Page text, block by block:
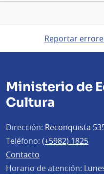
Reportar
Ministerio de
Cultura
Dirección: Reconquista
Teléfono: (+5982) 1825
Contacto
Horario de atención: